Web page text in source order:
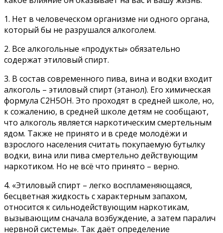
1. Нет в человеческом организме ни одного органа,
который бы не разрушался алкоголем.
2. Все алкогольные «продукты» обязательно
содержат этиловый спирт.
3. В состав современного пива, вина и водки входит
алкоголь – этиловый спирт (этанол). Его химическая
формула C2H5OH. Это проходят в средней школе, но,
к сожалению, в средней школе детям не сообщают,
что алкоголь является наркотическим смертельным
ядом. Также не принято и в среде молодёжи и
взрослого населения считать покупаемую бутылку
водки, вина или пива смертельно действующим
наркотиком. Но не всё что принято – верно.
4. «Этиловый спирт – легко воспламеняющаяся,
бесцветная жидкость с характерным запахом,
относится к сильнодействующим наркотикам,
вызывающим сначала возбуждение, а затем паралич
нервной системы». Так даёт определение